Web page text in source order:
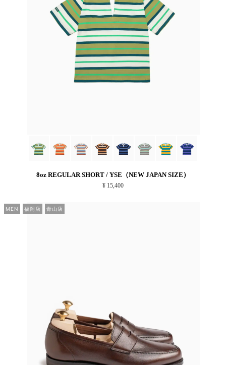
8oz REGULAR SHORT / YSE（NEW JAPAN SIZE）
¥ 15,400
MEN 福岡店 青山店